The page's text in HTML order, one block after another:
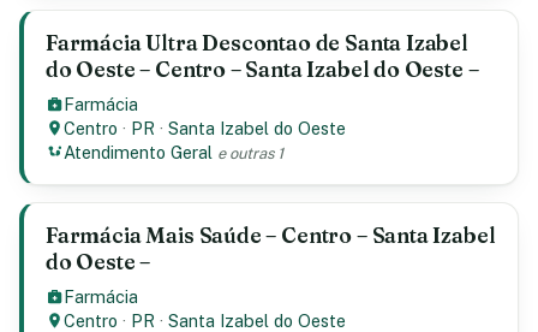
Farmácia Ultra Descontao de Santa Izabel
do Oeste – Centro – Santa Izabel do Oeste –
Farmácia
Centro · PR ·Santa Izabel do Oeste
Atendimento Geral e outras 1
Farmácia Mais Saúde – Centro – Santa Izabel
do Oeste –
Farmácia
Centro · PR ·Santa Izabel do Oeste